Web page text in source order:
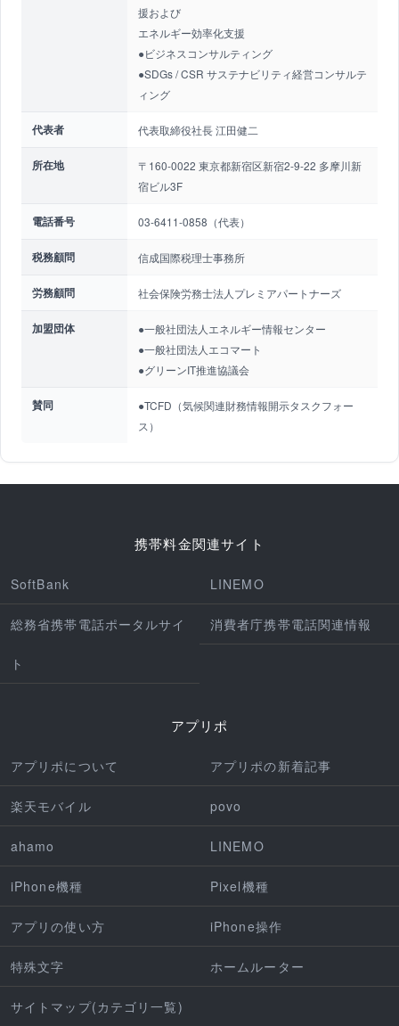
援および
エネルギー効率化支援
●ビジネスコンサルティング
●SDGs / CSR サステナビリティ経営コンサルテ
ィング
代表者 代表取締役社長 江田健二
所在地
〒160-0022 東京都新宿区新宿2-9-22 多摩川新
宿ビル3F
電話番号 03-6411-0858（代表）
税務顧問 信成国際税理士事務所
労務顧問 社会保険労務士法人プレミアパートナーズ
加盟団体
●一般社団法人エネルギー情報センター
●一般社団法人エコマート
●グリーンIT推進協議会
賛同
●TCFD（気候関連財務情報開示タスクフォー
ス）
携帯料金関連サイト
SoftBank LINEMO
総務省携帯電話ポータルサイ
ト
消費者庁携帯電話関連情報
アプリポ
アプリポについて アプリポの新着記事
楽天モバイル povo
ahamo LINEMO
iPhone機種 Pixel機種
アプリの使い方 iPhone操作
特殊文字 ホームルーター
サイトマップ(カテゴリ一覧)